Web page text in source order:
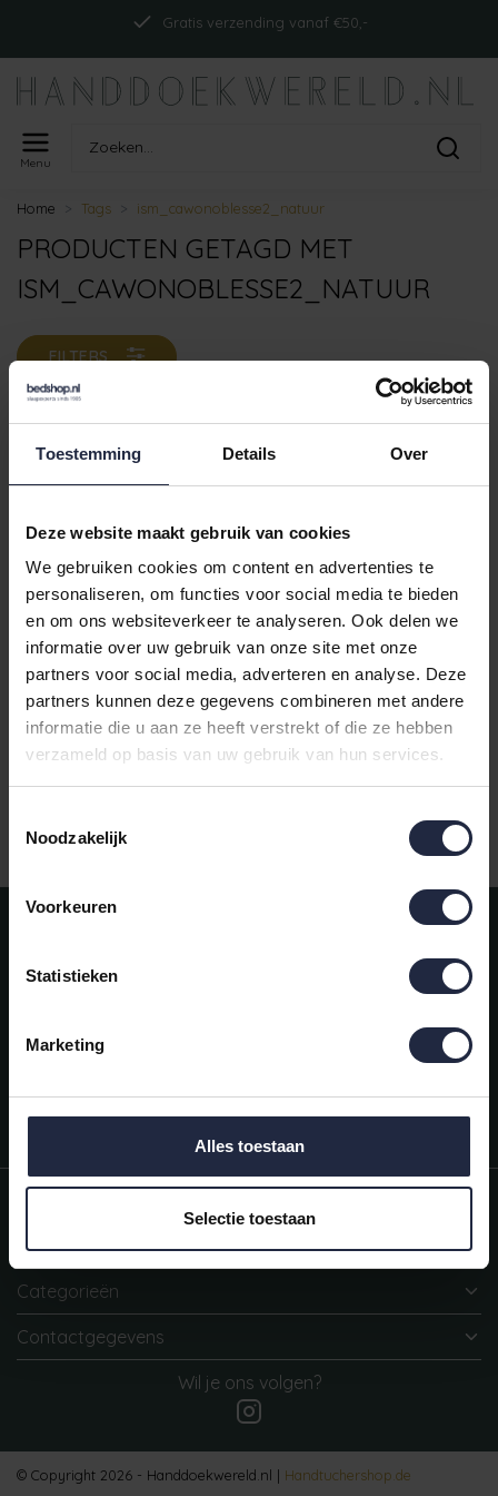
Toestemming Details Over
Deze website maakt gebruik van cookies
We gebruiken cookies om content en advertenties te
personaliseren, om functies voor social media te bieden
en om ons websiteverkeer te analyseren. Ook delen we
informatie over uw gebruik van onze site met onze
partners voor social media, adverteren en analyse. Deze
partners kunnen deze gegevens combineren met andere
informatie die u aan ze heeft verstrekt of die ze hebben
verzameld op basis van uw gebruik van hun services.
Noodzakelijk
Voorkeuren
Statistieken
Marketing
Alles toestaan
Selectie toestaan
Gratis verzending vanaf €50,-
Menu
Home Tags ism_cawonoblesse2_natuur
PRODUCTEN GETAGD MET
ISM_CAWONOBLESSE2_NATUUR
FILTERS
Cawö Noblesse 2 Uni
Handdoek Natuur
€15,95
Meld je aan voor onze nieuwsbrief!
AANMELDEN
Snel regelen in je account. Volg je bestelling, betaal facturen of
Vragen?
Mijn account
Categorieën
Contactgegevens
Wil je ons volgen?
© Copyright 2026 - Handdoekwereld.nl | Handtuchershop.de